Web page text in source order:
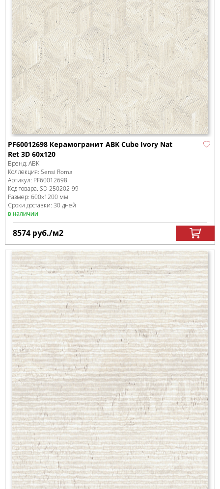
PF60012698 Керамогранит ABK Cube Ivory Nat
Ret 3D 60x120
Бренд: ABK
Коллекция: Sensi Roma
Артикул: PF60012698
Код товара: SD-250202-99
Размер: 600x1200 мм
Сроки доставки: 30 дней
в наличии
8574 руб./м2